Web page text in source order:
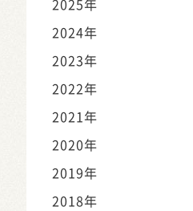
2025年
2024年
2023年
2022年
2021年
2020年
2019年
2018年